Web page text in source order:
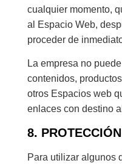
cualquier momento,
al Espacio Web,
proceder de
La empresa no
contenidos,
otros Espacios web
enlaces con destino
8.
Para utilizar algunos